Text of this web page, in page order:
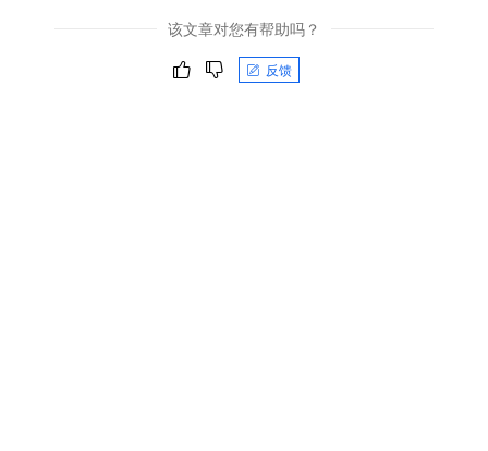
该文章对您有帮助吗？
反馈